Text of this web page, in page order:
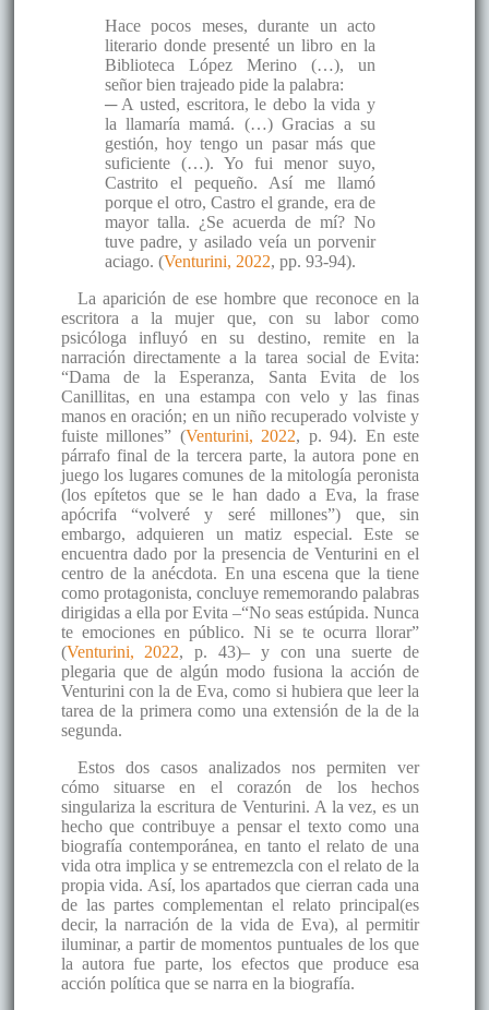
Hace pocos meses, durante un acto
literario donde presenté un libro en la
Biblioteca López Merino (…), un
señor bien trajeado pide la palabra:
─ A usted, escritora, le debo la vida y
la llamaría mamá. (…) Gracias a su
gestión, hoy tengo un pasar más que
suficiente (…). Yo fui menor suyo,
Castrito el pequeño. Así me llamó
porque el otro, Castro el grande, era de
mayor talla. ¿Se acuerda de mí? No
tuve padre, y asilado veía un porvenir
aciago. (Venturini, 2022, pp. 93-94).
La aparición de ese hombre que reconoce en la
escritora a la mujer que, con su labor como
psicóloga influyó en su destino, remite en la
narración directamente a la tarea social de Evita:
“Dama de la Esperanza, Santa Evita de los
Canillitas, en una estampa con velo y las finas
manos en oración; en un niño recuperado volviste y
fuiste millones” (Venturini, 2022, p. 94). En este
párrafo final de la tercera parte, la autora pone en
juego los lugares comunes de la mitología peronista
(los epítetos que se le han dado a Eva, la frase
apócrifa “volveré y seré millones”) que, sin
embargo, adquieren un matiz especial. Este se
encuentra dado por la presencia de Venturini en el
centro de la anécdota. En una escena que la tiene
como protagonista, concluye rememorando palabras
dirigidas a ella por Evita –“No seas estúpida. Nunca
te emociones en público. Ni se te ocurra llorar”
(Venturini, 2022, p. 43)– y con una suerte de
plegaria que de algún modo fusiona la acción de
Venturini con la de Eva, como si hubiera que leer la
tarea de la primera como una extensión de la de la
segunda.
Estos dos casos analizados nos permiten ver
cómo situarse en el corazón de los hechos
singulariza la escritura de Venturini. A la vez, es un
hecho que contribuye a pensar el texto como una
biografía contemporánea, en tanto el relato de una
vida otra implica y se entremezcla con el relato de la
propia vida. Así, los apartados que cierran cada una
de las partes complementan el relato principal(es
decir, la narración de la vida de Eva), al permitir
iluminar, a partir de momentos puntuales de los que
la autora fue parte, los efectos que produce esa
acción política que se narra en la biografía.